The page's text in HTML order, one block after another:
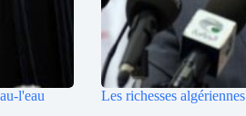
l'eau
Les richesses